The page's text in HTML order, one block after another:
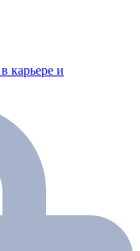
карьере и